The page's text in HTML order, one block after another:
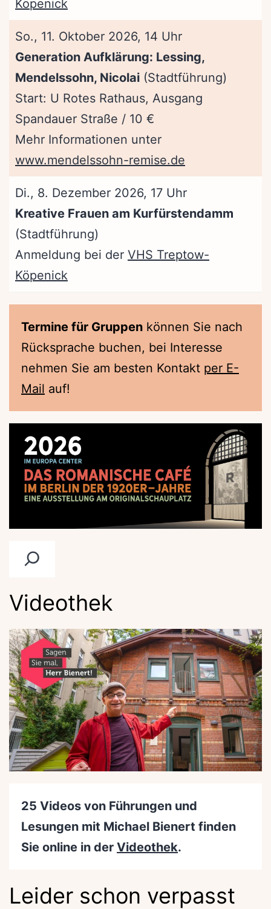
Köpenick
So., 11. Oktober 2026, 14 Uhr
Generation Aufklärung: Lessing,
Mendelssohn, Nicolai (Stadtführung)
Start: U Rotes Rathaus, Ausgang
Spandauer Straße / 10 €
Mehr Informationen unter
www.mendelssohn-remise.de
Di., 8. Dezember 2026, 17 Uhr
Kreative Frauen am Kurfürstendamm
(Stadtführung)
Anmeldung bei der VHS Treptow-
Köpenick
Termine für Gruppen können Sie nach
Rücksprache buchen, bei Interesse
nehmen Sie am besten Kontakt per E-
Mail auf!
Suchen
Videothek
25 Videos von Führungen und
Lesungen mit Michael Bienert finden
Sie online in der Videothek.
Leider schon verpasst